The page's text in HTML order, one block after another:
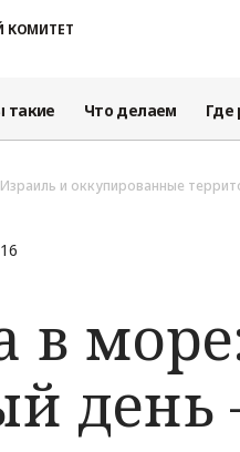
такие Что делаем Где
Израиль и оккупированные
в
день